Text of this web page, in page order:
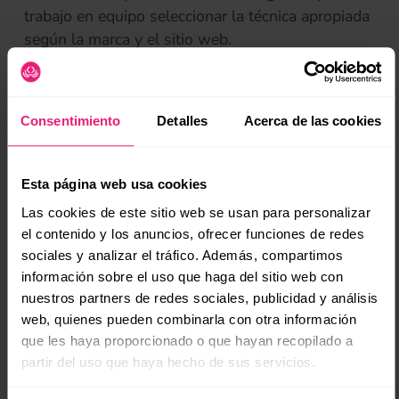
Consentimiento Detalles Acerca de las cookies
Esta página web usa cookies
Las cookies de este sitio web se usan para personalizar
el contenido y los anuncios, ofrecer funciones de redes
sociales y analizar el tráfico. Además, compartimos
información sobre el uso que haga del sitio web con
nuestros partners de redes sociales, publicidad y análisis
web, quienes pueden combinarla con otra información
que les haya proporcionado o que hayan recopilado a
partir del uso que haya hecho de sus servicios.
trabajo en equipo seleccionar la técnica apropiada
según la marca y el sitio web.
Metodologías comúnes en las estrategias de
contenido
diferentes y las presento a continuación:
Publicación multicanal
La distancia entre la impresión y la publicación de
un contenido es demasiada, pero cuando
hablamos de editar o publicar un contenido,
hablamos de una estrategia de contenidos
multicanal, esta experiencia es nada más y nada
menos que la comprensión y la optimización de